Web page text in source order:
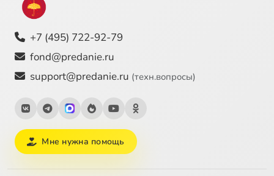
+7 (495) 722-92-79
fond@predanie.ru
support@predanie.ru (техн.вопросы)
Мне нужна помощь